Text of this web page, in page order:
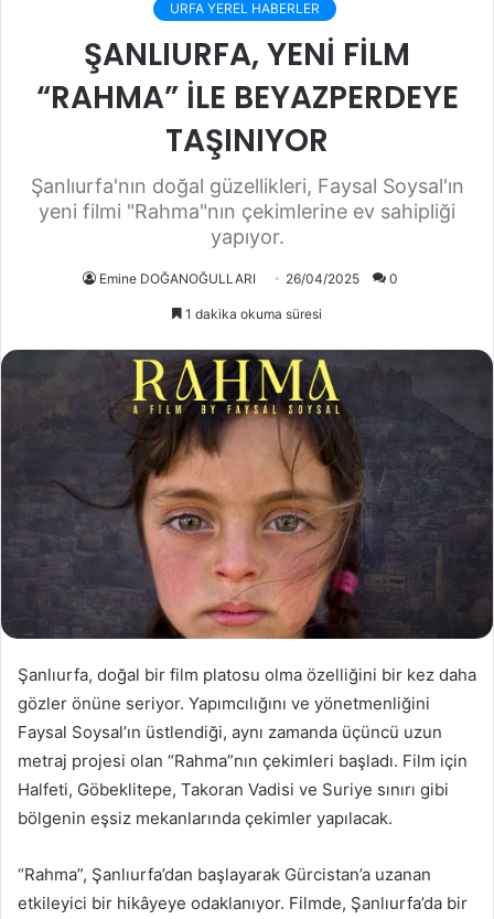
URFA YEREL HABERLER
ŞANLIURFA, YENİ FİLM
“RAHMA” İLE BEYAZPERDEYE
TAŞINIYOR
Şanlıurfa'nın doğal güzellikleri, Faysal Soysal'ın
yeni filmi "Rahma"nın çekimlerine ev sahipliği
yapıyor.
Emine DOĞANOĞULLARI 26/04/2025 0
1 dakika okuma süresi
Şanlıurfa, doğal bir film platosu olma özelliğini bir kez daha
gözler önüne seriyor. Yapımcılığını ve yönetmenliğini
Faysal Soysal’ın üstlendiği, aynı zamanda üçüncü uzun
metraj projesi olan “Rahma”nın çekimleri başladı. Film için
Halfeti, Göbeklitepe, Takoran Vadisi ve Suriye sınırı gibi
bölgenin eşsiz mekanlarında çekimler yapılacak.
“Rahma”, Şanlıurfa’dan başlayarak Gürcistan’a uzanan
etkileyici bir hikâyeye odaklanıyor. Filmde, Şanlıurfa’da bir